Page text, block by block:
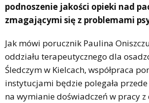
podnoszenie jakości opieki nad
zmagającymi się z problemami
Jak mówi porucznik Paulina
oddziału terapeutycznego dla
Śledczym w Kielcach, współpraca
instytucjami będzie polegała
na wymianie doświadczeń w pracy